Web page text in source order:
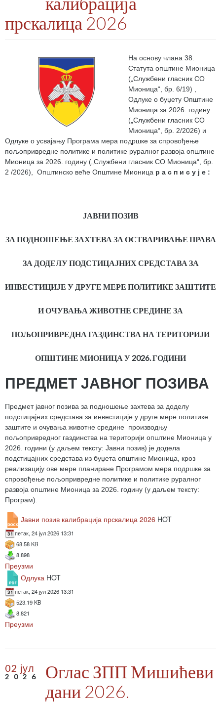
прскалица 2026
На основу члана 38.
Статута oпштине Мионица
(„Службени гласник СО
Мионица“, бр. 6/19) ,
Одлуке о буџету Општине
Мионица за 2026. годину
(„Службени гласник СО
Мионица“, бр. 2/2026) и
Одлуке о усвајању Програма мера подршке за спровођење
пољопривредне политике и политике руралног развоја општине
Мионица за 2026. годину („Службени гласник СО Мионица“, бр.
2 /2026), Општинско веће Општине Мионица р а с п и с у ј е :
ЈАВНИ ПОЗИВ
ЗА ПОДНОШЕЊЕ ЗАХТЕВА ЗА ОСТВАРИВАЊЕ ПРАВА
ЗА ДОДЕЛУ ПОДСТИЦАЈНИХ СРЕДСТАВА ЗА
ИНВЕСТИЦИЈЕ У ДРУГЕ МЕРЕ ПОЛИТИКЕ ЗАШТИТЕ
И ОЧУВАЊА ЖИВОТНЕ СРЕДИНЕ ЗА
ПОЉОПРИВРЕДНА ГАЗДИНСТВА НА ТЕРИТОРИЈИ
ОПШТИНЕ МИОНИЦА У 2026. ГОДИНИ
ПРЕДМЕТ ЈАВНОГ ПОЗИВА
Предмет јавног позива за подношење захтева за доделу
подстицајних средстава за инвестиције у друге мере политике
заштите и очувања животне средине производњу
пољопривредног газдинства на територији општине Мионица у
2026. години (у даљем тексту: Јавни позив) је додела
подстицајних средстава из буџета општине Мионица, кроз
реализацију ове мере планиране Програмом мера подршке за
спровођење пољопривредне политике и политике руралног
развоја општине Мионица за 2026. годину (у даљем тексту:
Програм).
Јавни позив калибрација прскалица 2026 HOT
петак, 24 јул 2026 13:31
68.58 KB
8.898
Преузми
Одлука HOT
петак, 24 јул 2026 13:31
523.19 KB
8.821
Преузми
02 јул
2026
Оглас ЗПП Мишићеви
дани 2026.